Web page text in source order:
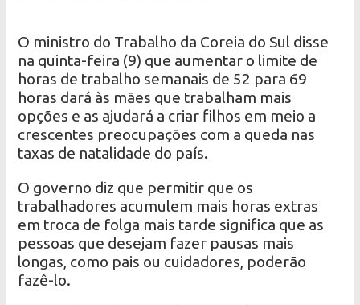
O ministro do Trabalho da Coreia do Sul disse
na quinta-feira (9) que aumentar o limite de
horas de trabalho semanais de 52 para 69
horas dará às mães que trabalham mais
opções e as ajudará a criar filhos em meio a
crescentes preocupações com a queda nas
taxas de natalidade do país.
O governo diz que permitir que os
trabalhadores acumulem mais horas extras
em troca de folga mais tarde significa que as
pessoas que desejam fazer pausas mais
longas, como pais ou cuidadores, poderão
fazê-lo.